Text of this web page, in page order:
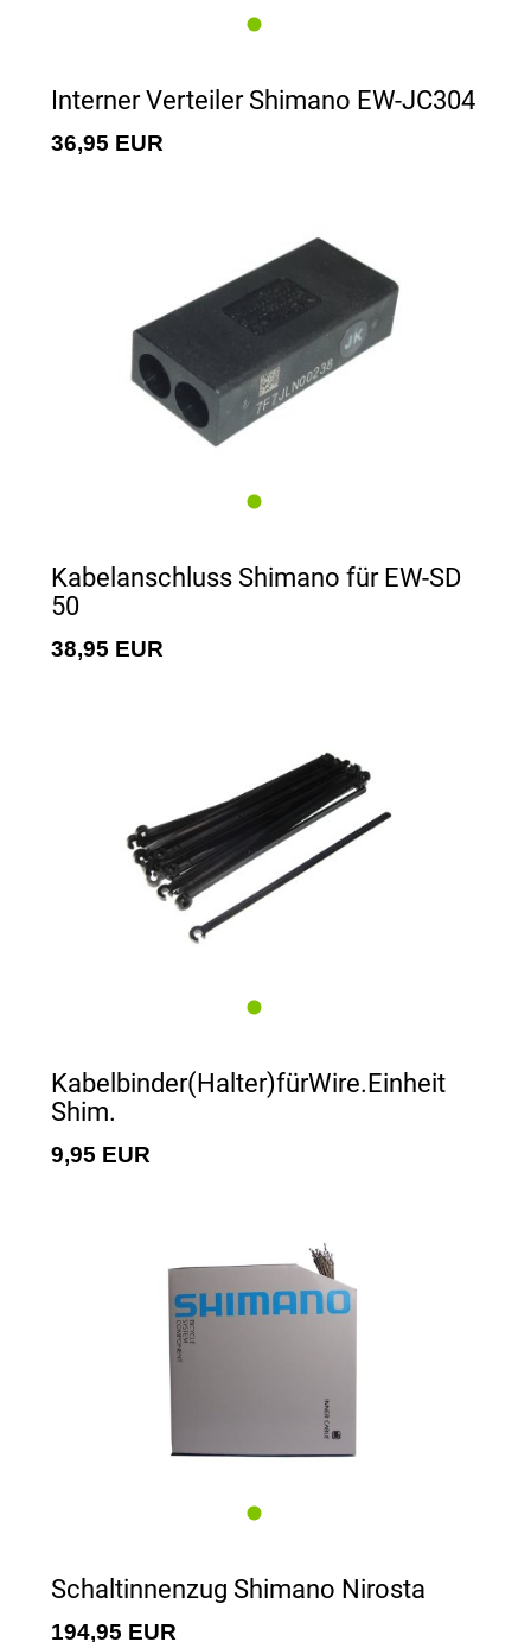
Interner Verteiler Shimano EW-JC304
36,95 EUR
Kabelanschluss Shimano für EW-SD
50
38,95 EUR
Kabelbinder(Halter)fürWire.Einheit
Shim.
9,95 EUR
Schaltinnenzug Shimano Nirosta
194,95 EUR